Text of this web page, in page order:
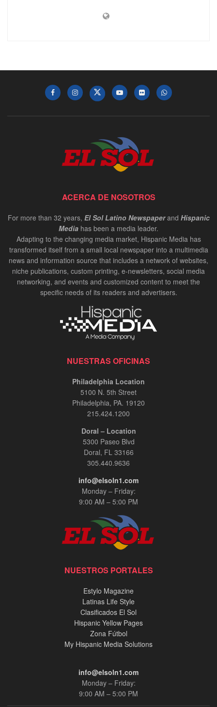
ACERCA DE NOSOTROS
For more than 32 years, El Sol Latino Newspaperand Hispanic
Media has been a media leader.
Adapting to the changing media market, Hispanic Media has
transformed itself from a small local newspaper into a multimedia
news and information source that includes a network of websites,
niche publications, custom printing, e-newsletters, social media
networking, and events and customized content to meet the
specific needs of its readers and advertisers.
NUESTRAS OFICINAS
Philadelphia Location
5100 N. 5th Street
Philadelphia, PA. 19120
215.424.1200
Doral – Location
5300 Paseo Blvd
Doral, FL 33166
305.440.9636
info@elsoln1.com
Monday – Friday:
9:00 AM – 5:00 PM
NUESTROS PORTALES
Estylo Magazine
Latinas Life Style
Clasificados El Sol
Hispanic Yellow Pages
Zona Fútbol
My Hispanic Media Solutions
info@elsoln1.com
Monday – Friday:
9:00 AM – 5:00 PM